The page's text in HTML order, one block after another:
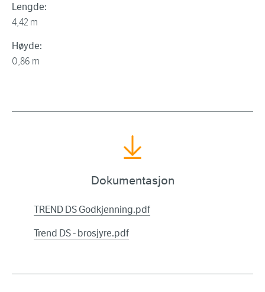
Lengde:
4,42 m
Høyde:
0,86 m
Dokumentasjon
TREND DS Godkjenning.pdf
Trend DS - brosjyre.pdf